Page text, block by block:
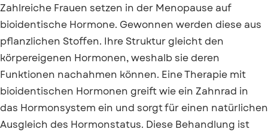
Zahlreiche Frauen setzen in der Menopause auf
bioidentische Hormone. Gewonnen werden diese aus
pflanzlichen Stoffen. Ihre Struktur gleicht den
körpereigenen Hormonen, weshalb sie deren
Funktionen nachahmen können. Eine Therapie mit
bioidentischen Hormonen greift wie ein Zahnrad in
das Hormonsystem ein und sorgt für einen natürlichen
Ausgleich des Hormonstatus. Diese Behandlung ist